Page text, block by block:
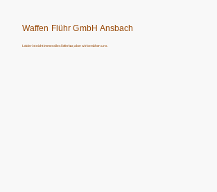
Waffen Flühr GmbH Ansbach
Leider ist nicht immer alles lieferbar, aber wir bemühen uns.